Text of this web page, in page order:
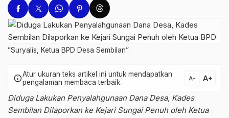
”Suryalis, Ketua BPD Desa Sembilan”
infoAtur ukuran teks artikel ini untuk mendapatkan
pengalaman membaca terbaik.
text_decrease text_increase
Diduga Lakukan Penyalahgunaan Dana Desa, Kades
Sembilan Dilaporkan ke Kejari Sungai Penuh oleh Ketua